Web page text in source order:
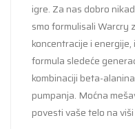
igre. Za nas dobro
smo formulisali Warcry
koncentracije i
formula sledeće
kombinaciji beta-
pumpanja. Moćna
povesti vaše telo na